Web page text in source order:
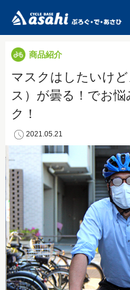
商品紹介
マスクはしたいけ
ス）が曇る！でお
ク！
2021.05.21